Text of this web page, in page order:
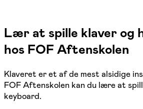
Lær at spille klaver og
hos FOF Aftenskolen
Klaveret er et af de mest alsidige
FOF Aftenskolen kan du lære at
keyboard.